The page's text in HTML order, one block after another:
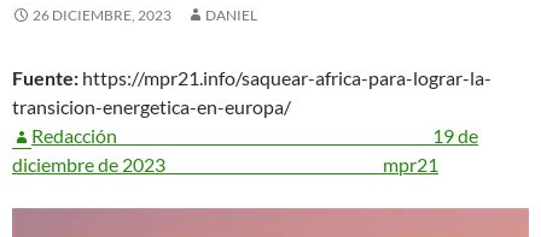
26 DICIEMBRE, 2023 DANIEL
Fuente: https://mpr21.info/saquear-africa-para-lograr-la-
transicion-energetica-en-europa/
Redacción 19 de
diciembre de 2023 mpr21